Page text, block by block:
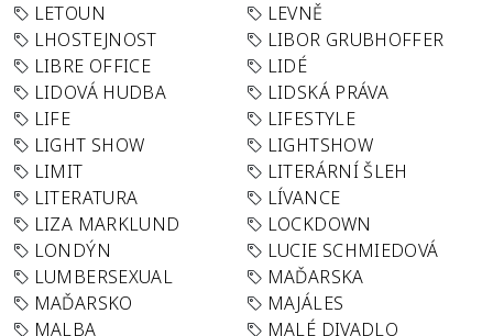
LETOUN
LEVNĚ
LHOSTEJNOST
LIBOR GRUBHOFFER
LIBRE OFFICE
LIDÉ
LIDOVÁ HUDBA
LIDSKÁ PRÁVA
LIFE
LIFESTYLE
LIGHT SHOW
LIGHTSHOW
LIMIT
LITERÁRNÍ ŠLEH
LITERATURA
LÍVANCE
LIZA MARKLUND
LOCKDOWN
LONDÝN
LUCIE SCHMIEDOVÁ
LUMBERSEXUAL
MAĎARSKA
MAĎARSKO
MAJÁLES
MALBA
MALÉ DIVADLO